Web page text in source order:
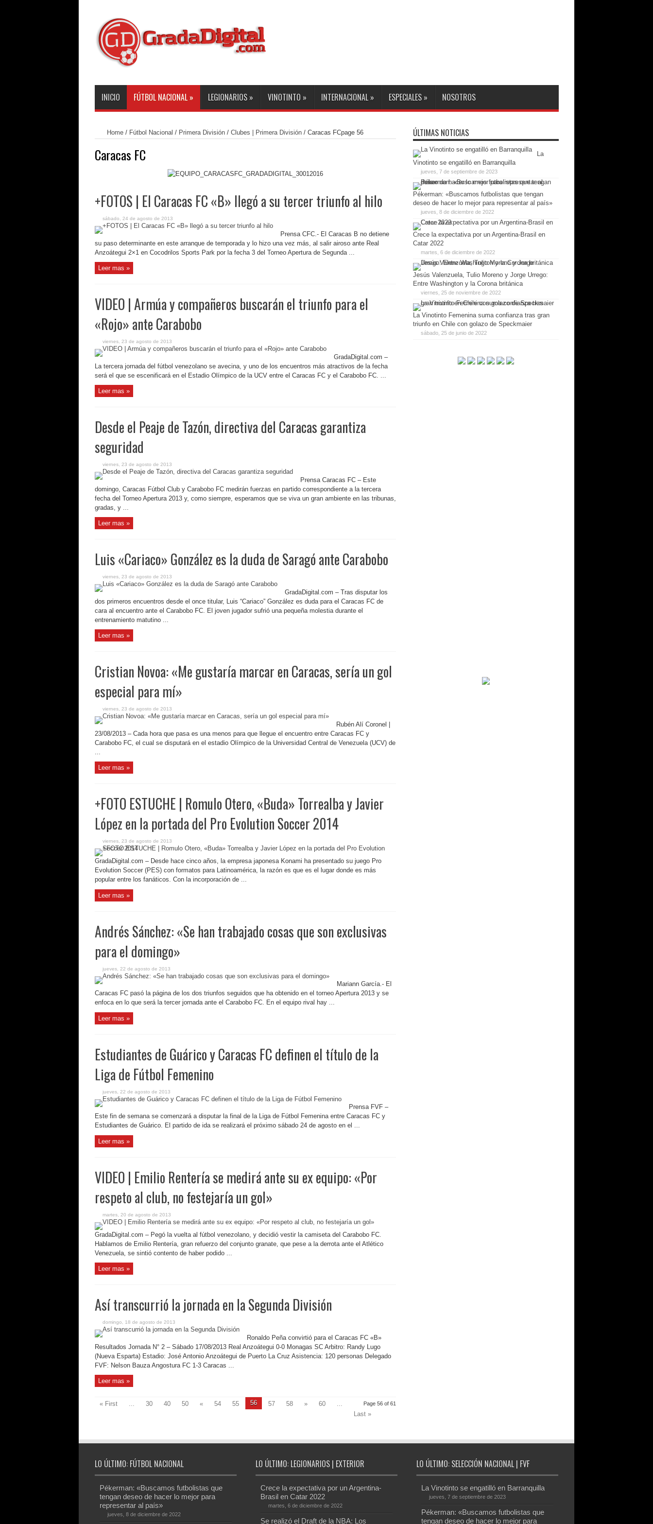
INICIO FÚTBOL NACIONAL » LEGIONARIOS » VINOTINTO » INTERNACIONAL » ESPECIALES » NOSOTROS
Home/ Fútbol Nacional / Primera División/ Clubes | Primera División/ Caracas FCpage 56
Caracas FC
+FOTOS | El Caracas FC «B» llegó a su tercer triunfo al hilo
sábado, 24 de agosto de 2013
Prensa CFC.- El Caracas B no detiene
su paso determinante en este arranque de temporada y lo hizo una vez más, al salir airoso ante Real
Anzoátegui 2×1 en Cocodrilos Sports Park por la fecha 3 del Torneo Apertura de Segunda ...
Leer mas »
VIDEO | Armúa y compañeros buscarán el triunfo para el
«Rojo» ante Carabobo
viernes, 23 de agosto de 2013
GradaDigital.com –
La tercera jornada del fútbol venezolano se avecina, y uno de los encuentros más atractivos de la fecha
será el que se escenificará en el Estadio Olímpico de la UCV entre el Caracas FC y el Carabobo FC. ...
Leer mas »
Desde el Peaje de Tazón, directiva del Caracas garantiza
seguridad
viernes, 23 de agosto de 2013
Prensa Caracas FC – Este
domingo, Caracas Fútbol Club y Carabobo FC medirán fuerzas en partido correspondiente a la tercera
fecha del Torneo Apertura 2013 y, como siempre, esperamos que se viva un gran ambiente en las tribunas,
gradas, y ...
Leer mas »
Luis «Cariaco» González es la duda de Saragó ante Carabobo
viernes, 23 de agosto de 2013
GradaDigital.com – Tras disputar los
dos primeros encuentros desde el once titular, Luis “Cariaco” González es duda para el Caracas FC de
cara al encuentro ante el Carabobo FC. El joven jugador sufrió una pequeña molestia durante el
entrenamiento matutino ...
Leer mas »
Cristian Novoa: «Me gustaría marcar en Caracas, sería un gol
especial para mí»
viernes, 23 de agosto de 2013
Rubén Alí Coronel |
23/08/2013 – Cada hora que pasa es una menos para que llegue el encuentro entre Caracas FC y
Carabobo FC, el cual se disputará en el estadio Olímpico de la Universidad Central de Venezuela (UCV) de
Leer mas »
+FOTO ESTUCHE | Romulo Otero, «Buda» Torrealba y Javier
López en la portada del Pro Evolution Soccer 2014
viernes, 23 de agosto de 2013
GradaDigital.com – Desde hace cinco años, la empresa japonesa Konami ha presentado su juego Pro
Evolution Soccer (PES) con formatos para Latinoamérica, la razón es que es el lugar donde es más
popular entre los fanáticos. Con la incorporación de ...
Leer mas »
Andrés Sánchez: «Se han trabajado cosas que son exclusivas
para el domingo»
jueves, 22 de agosto de 2013
Mariann García.- El
Caracas FC pasó la página de los dos triunfos seguidos que ha obtenido en el torneo Apertura 2013 y se
enfoca en lo que será la tercer jornada ante el Carabobo FC. En el equipo rival hay ...
Leer mas »
Estudiantes de Guárico y Caracas FC definen el título de la
Liga de Fútbol Femenino
jueves, 22 de agosto de 2013
Prensa FVF –
Este fin de semana se comenzará a disputar la final de la Liga de Fútbol Femenina entre Caracas FC y
Estudiantes de Guárico. El partido de ida se realizará el próximo sábado 24 de agosto en el ...
Leer mas »
VIDEO | Emilio Rentería se medirá ante su ex equipo: «Por
respeto al club, no festejaría un gol»
martes, 20 de agosto de 2013
GradaDigital.com – Pegó la vuelta al fútbol venezolano, y decidió vestir la camiseta del Carabobo FC.
Hablamos de Emilio Rentería, gran refuerzo del conjunto granate, que pese a la derrota ante el Atlético
Venezuela, se sintió contento de haber podido ...
Leer mas »
Así transcurrió la jornada en la Segunda División
domingo, 18 de agosto de 2013
Ronaldo Peña convirtió para el Caracas FC «B»
Resultados Jornada N° 2 – Sábado 17/08/2013 Real Anzoátegui 0-0 Monagas SC Arbitro: Randy Lugo
(Nueva Esparta) Estadio: José Antonio Anzoátegui de Puerto La Cruz Asistencia: 120 personas Delegado
FVF: Nelson Bauza Angostura FC 1-3 Caracas ...
Leer mas »
Page 56 of 61
« First ... 30 40 50 « 54 55 56 57 58 » 60
...
Last »
ÚLTIMAS NOTICIAS
La
Vinotinto se engatilló en Barranquilla
jueves, 7 de septiembre de 2023
Pékerman: «Buscamos futbolistas que tengan
deseo de hacer lo mejor para representar al país»
jueves, 8 de diciembre de 2022
Crece la expectativa por un Argentina-Brasil en
Catar 2022
martes, 6 de diciembre de 2022
Jesús Valenzuela, Tulio Moreno y Jorge Urrego:
Entre Washington y la Corona británica
viernes, 25 de noviembre de 2022
La Vinotinto Femenina suma confianza tras gran
triunfo en Chile con golazo de Speckmaier
sábado, 25 de junio de 2022
LO ÚLTIMO: FÚTBOL NACIONAL
Pékerman: «Buscamos futbolistas que
tengan deseo de hacer lo mejor para
representar al país»
jueves, 8 de diciembre de 2022
LO ÚLTIMO: LEGIONARIOS | EXTERIOR
Crece la expectativa por un Argentina-
Brasil en Catar 2022
martes, 6 de diciembre de 2022
Se realizó el Draft de la NBA: Los
LO ÚLTIMO: SELECCIÓN NACIONAL | FVF
La Vinotinto se engatilló en Barranquilla
jueves, 7 de septiembre de 2023
Pékerman: «Buscamos futbolistas que
tengan deseo de hacer lo mejor para